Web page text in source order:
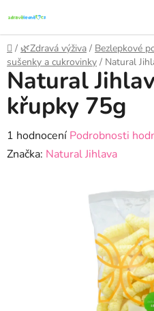
na
obsah
Domů
/ 🌿Zdravá výživa / Bezlepkové
sušenky a cukrovinky / Natural
Natural
křupky 75g
Průměrné
hodnocení
1 hodnocení Podrobnosti
Značka: Natural Jihlava